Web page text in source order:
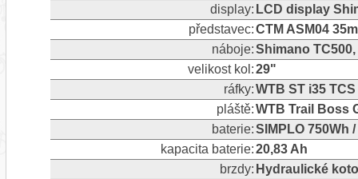
display: LCD display
představec:CTM ASM04
náboje:Shimano
velikost kol:29"
ráfky:WTB ST i35
pláště:WTB Trail Boss
baterie:SIMPLO 750Wh
kapacita baterie:20,83 Ah
brzdy: Hydraulické